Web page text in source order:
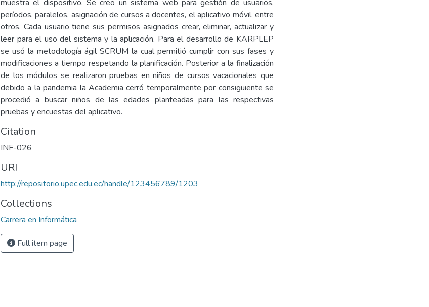
muestra el dispositivo. Se creo un sistema web para gestión de usuarios,
períodos, paralelos, asignación de cursos a docentes, el aplicativo móvil, entre
otros. Cada usuario tiene sus permisos asignados crear, eliminar, actualizar y
leer para el uso del sistema y la aplicación. Para el desarrollo de KARPLEP
se usó la metodología ágil SCRUM la cual permitió cumplir con sus fases y
modificaciones a tiempo respetando la planificación. Posterior a la finalización
de los módulos se realizaron pruebas en niños de cursos vacacionales que
debido a la pandemia la Academia cerró temporalmente por consiguiente se
procedió a buscar niños de las edades planteadas para las respectivas
pruebas y encuestas del aplicativo.
Citation
INF-026
URI
http://repositorio.upec.edu.ec/handle/123456789/1203
Collections
Carrera en Informática
Full item page